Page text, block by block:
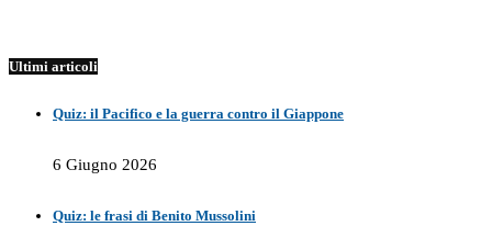
Ultimi articoli
Quiz: il Pacifico e la guerra contro il Giappone
6 Giugno 2026
Quiz: le frasi di Benito Mussolini